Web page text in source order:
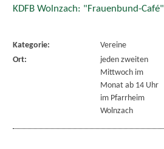
KDFB Wolnzach: "Frauenbund-Café"
Kategorie:
Vereine
Ort:
jeden zweiten
Mittwoch im
Monat ab 14 Uhr
im Pfarrheim
Wolnzach